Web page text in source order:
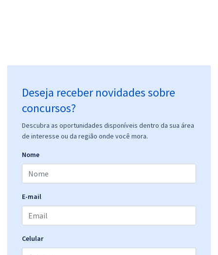
Deseja receber novidades sobre
concursos?
Descubra as oportunidades disponíveis dentro da sua área
de interesse ou da região onde você mora.
Nome
E-mail
Celular